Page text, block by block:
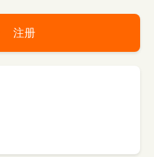
注册